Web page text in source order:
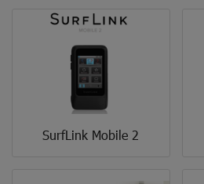
SurfLink Mobile 2